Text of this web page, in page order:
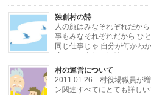
のに変えること」 私たちが
独創村の詩
人の顔はみなそれぞれだか
事もみなそれぞれだから ひ
同じ仕事じゃ 自分が何かわ
戻したい大切な価値 ひとり
村の運営について
2011.01.26 村役場職員が増
ン関連すべてにとても詳しい